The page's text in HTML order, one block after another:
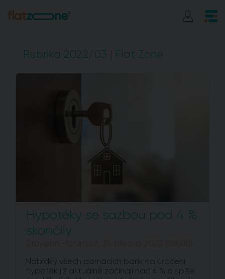
Rubrika 2022/03 | Flat Zone
Hypotéky se sazbou pod 4 %
skončily
Stavebni-forum.cz, 31. března 2022 (08:00)
Nabídky všech domácích bank na úročení
hypoték již aktuálně začínají nad 4 % a spíše